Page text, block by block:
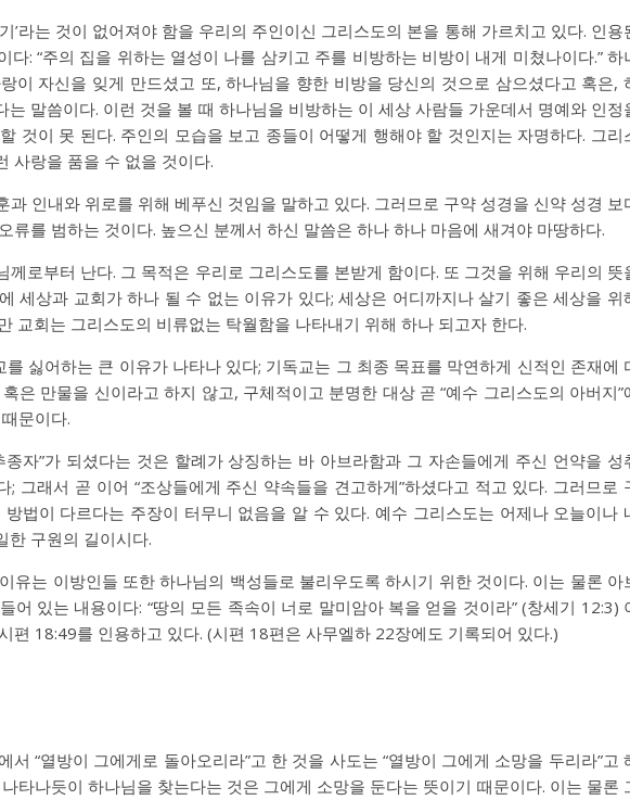
’라는 것이 없어져야 함을 우리의 주인이신 그리스도의 본을 통해 가르치고 있다. 인용
다: “주의 집을 위하는 열성이 나를 삼키고 주를 비방하는 비방이 내게 미쳤나이다.” 하
이 자신을 잊게 만드셨고 또, 하나님을 향한 비방을 당신의 것으로 삼으셨다고 혹은,
는 말씀이다. 이런 것을 볼 때 하나님을 비방하는 이 세상 사람들 가운데서 명예와 인정
것이 못 된다. 주인의 모습을 보고 종들이 어떻게 행해야 할 것인지는 자명하다. 그리
사랑을 품을 수 없을 것이다.
과 인내와 위로를 위해 베푸신 것임을 말하고 있다. 그러므로 구약 성경을 신약 성경 보
류를 범하는 것이다. 높으신 분께서 하신 말씀은 하나 하나 마음에 새겨야 마땅하다.
께로부터 난다. 그 목적은 우리로 그리스도를 본받게 함이다. 또 그것을 위해 우리의 뜻
세상과 교회가 하나 될 수 없는 이유가 있다; 세상은 어디까지나 살기 좋은 세상을 위
교회는 그리스도의 비류없는 탁월함을 나타내기 위해 하나 되고자 한다.
싫어하는 큰 이유가 나타나 있다; 기독교는 그 최종 목표를 막연하게 신적인 존재에
은 만물을 신이라고 하지 않고, 구체적이고 분명한 대상 곧 “예수 그리스도의 아버지”
문이다.
자”가 되셨다는 것은 할례가 상징하는 바 아브라함과 그 자손들에게 주신 언약을 성
그래서 곧 이어 “조상들에게 주신 약속들을 견고하게”하셨다고 적고 있다. 그러므로
법이 다르다는 주장이 터무니 없음을 알 수 있다. 예수 그리스도는 어제나 오늘이나
한 구원의 길이시다.
유는 이방인들 또한 하나님의 백성들로 불리우도록 하시기 위한 것이다. 이는 물론 아
어 있는 내용이다: “땅의 모든 족속이 너로 말미암아 복을 얻을 것이라” (창세기 12:3)
편 18:49를 인용하고 있다. (시편 18편은 사무엘하 22장에도 기록되어 있다.)
서 “열방이 그에게로 돌아오리라”고 한 것을 사도는 “열방이 그에게 소망을 두리라”고
타나듯이 하나님을 찾는다는 것은 그에게 소망을 둔다는 뜻이기 때문이다. 이는 물론